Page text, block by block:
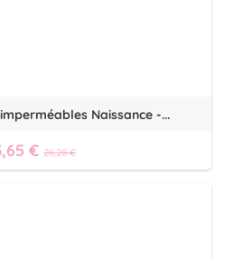
Naissance -...
€ 26,28 €